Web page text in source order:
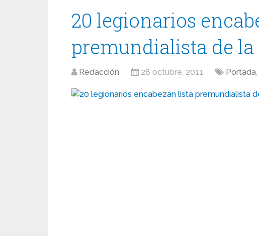
20 legionarios
premundialista de
Redacción 28 octubre, 2011 Portada,